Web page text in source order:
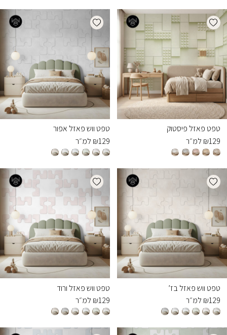
Add wishlist
טפט פאזל פיסטוק
₪129 למ״ר
Add wishlist
טפט ווש פאזל אפור
₪129 למ״ר
Add wishlist
טפט ווש פאזל בז’
₪129 למ״ר
Add wishlist
טפט ווש פאזל ורוד
₪129 למ״ר